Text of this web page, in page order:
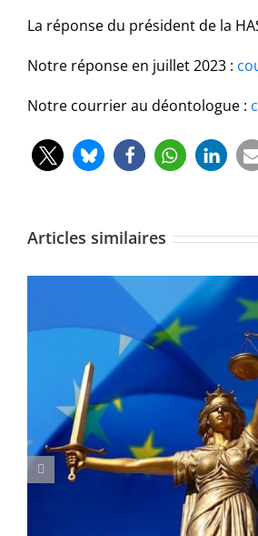
La réponse du président de la
Notre réponse en juillet 2023 :
Notre courrier au déontologue :
Articles similaires